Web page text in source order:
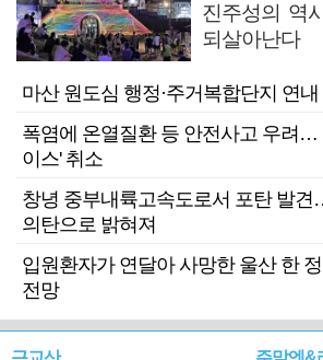
진주성의 역
되살아난다
마산 원도심 행정·주거복합단지 연
폭염에 온열질환 등 안전사고 우려…
이스' 취소
창녕 중부내륙고속도로서 포탄 발
의탄으로 밝혀져
입원환자가 연달아 사망한 울산 한
전망